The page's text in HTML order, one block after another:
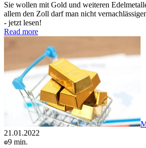
Sie wollen mit Gold und weiteren
allem den Zoll darf man nicht
- jetzt lesen!
Read more
21.01.2022
9 min.